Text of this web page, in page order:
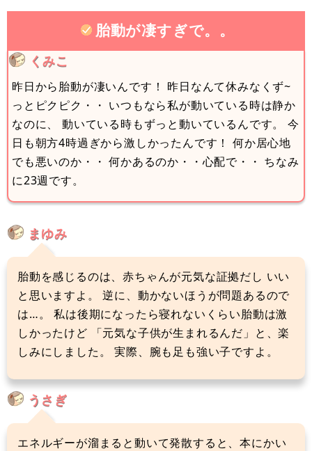
胎動が凄すぎで。。
くみこ
昨日から胎動が凄いんです！ 昨日なんて休みなくず~
っとピクピク・・ いつもなら私が動いている時は静か
なのに、 動いている時もずっと動いているんです。 今
日も朝方4時過ぎから激しかったんです！ 何か居心地
でも悪いのか・・ 何かあるのか・・心配で・・ ちなみ
に23週です。
まゆみ
胎動を感じるのは、赤ちゃんが元気な証拠だし いい
と思いますよ。 逆に、動かないほうが問題あるので
は…。 私は後期になったら寝れないくらい胎動は激
しかったけど 「元気な子供が生まれるんだ」と、楽
しみにしました。 実際、腕も足も強い子ですよ。
うさぎ
エネルギーが溜まると動いて発散すると、本にかい